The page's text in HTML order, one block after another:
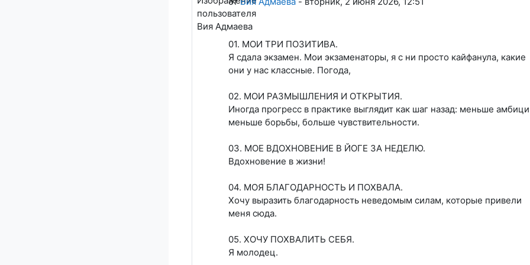
01. МОИ ТРИ ПОЗИТИВА.
Я сдала экзамен. Мои экзаменаторы, я с ни просто кайфанула, какие
они у нас классные. Погода,
02. МОИ РАЗМЫШЛЕНИЯ И ОТКРЫТИЯ.
Иногда прогресс в практике выглядит как шаг назад: меньше
меньше борьбы, больше чувствительности.
03. МОЕ ВДОХНОВЕНИЕ В ЙОГЕ ЗА НЕДЕЛЮ.
Вдохновение в жизни!
04. МОЯ БЛАГОДАРНОСТЬ И ПОХВАЛА.
Хочу выразить благодарность неведомым силам, которые привели
меня сюда.
05. ХОЧУ ПОХВАЛИТЬ СЕБЯ.
Я молодец.